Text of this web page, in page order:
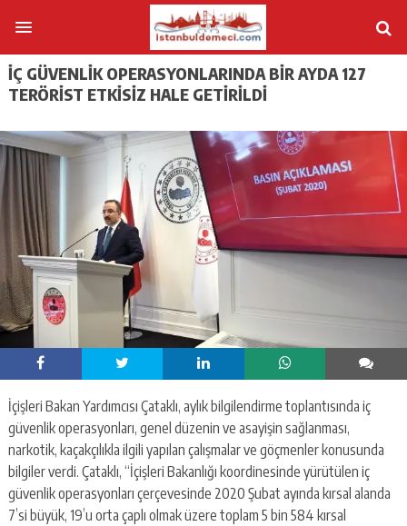
İÇ GÜVENLIK OPERASYONLARINDA BIR AYDA 127
TERÖRIST ETKISIZ HALE GETIRILDI
İçişleri Bakan Yardımcısı Çataklı, aylık bilgilendirme toplantısında iç
güvenlik operasyonları, genel düzenin ve asayişin sağlanması,
narkotik, kaçakçılıkla ilgili yapılan çalışmalar ve göçmenler konusunda
bilgiler verdi. Çataklı, “İçişleri Bakanlığı koordinesinde yürütülen iç
güvenlik operasyonları çerçevesinde 2020 Şubat ayında kırsal alanda
7’si büyük, 19’u orta çaplı olmak üzere toplam 5 bin 584 kırsal